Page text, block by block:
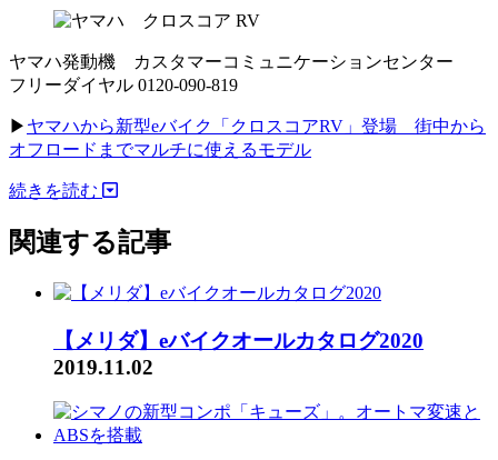
ヤマハ発動機 カスタマーコミュニケーションセンター
フリーダイヤル 0120-090-819
▶︎ ヤマハから新型eバイク「クロスコアRV」登場
街中から
オフロードまでマルチに使えるモデル
続きを読む
関連する記事
【メリダ】eバイクオールカタログ2020
2019.11.02